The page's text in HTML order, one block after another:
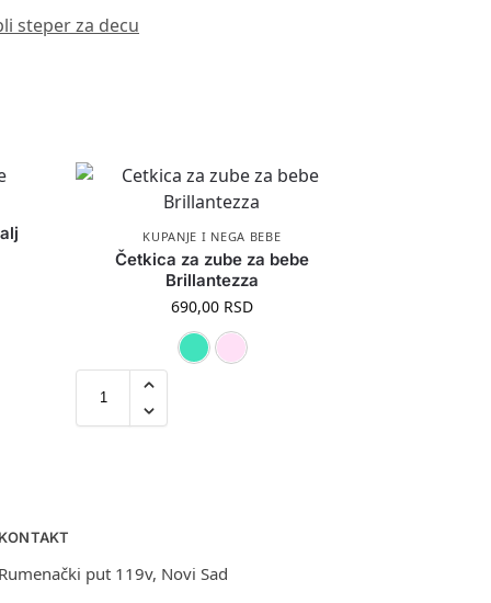
steper za decu
KUPANJE I NEGA BEBE
Četkica za zube za bebe
Brillantezza
690,00 RSD
KONTAKT
Rumenački put 119v, Novi Sad